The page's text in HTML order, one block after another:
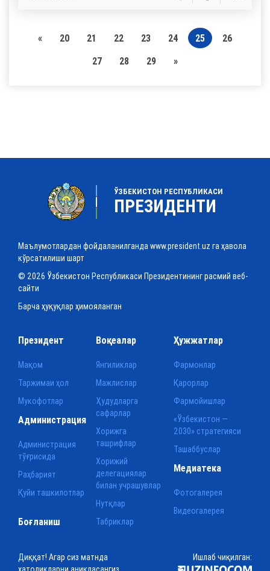
« 20 21 22 23 24 25
26
27
28 29 »
ЎЗБЕКИСТОН РЕСПУБЛИКАСИ
ПРЕЗИДЕНТИ
Маълумотлардан фойдаланилганда www.president.uz га ҳавола
кўрсатилиши шарт
© 2026 Ўзбекистон Республикаси Президентининг расмий веб-
сайти
Барча ҳуқуқлар ҳимояланган
Президент
Мақом
Таржимаи ҳол
Мукофотлар
Воқеалар
Янгиликлар
Мажлислар
Ҳудудларга
сафарлар
Хорижга
ташрифлар
Хорижий
делегациялар
билан учрашувлар
Нутқлар
Табриклар
Ҳужжатлар
Фармонлар
Қарорлар
Фармойишлар
«Ўзбекистон —
2030» стратегияси
Ташаббуслар
Администрация
Администрация
тўғрисида
Раҳбарият
Қуйи ташкилотлар
Медиатека
Фотогалерея
Видеогалерея
Боғланиш
Диққат! Агар сиз матнда
Ишлаб чиқилган: